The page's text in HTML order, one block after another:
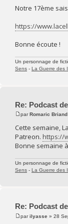
Notre 17ème
https://
Bonne écoute !
Un personnage de
Sens - La Guerre des
Re: Podcast
parRomaric Briand
Cette semaine,
Patreon. https://
Bonne semaine
Un personnage de
Sens - La Guerre des
Re: Podcast
parilyasse » 28